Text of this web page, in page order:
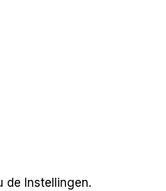
de Instellingen.